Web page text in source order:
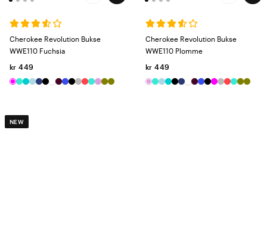
Cherokee Revolution Bukse
WWE110 Fuchsia
kr 449
Cherokee Revolution Bukse
WWE110 Plomme
kr 449
NEW